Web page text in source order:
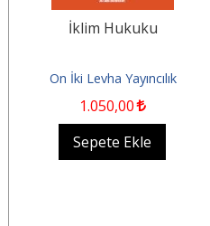
İklim Hukuku
On İki Levha Yayıncılık
1.050,00
Sepete Ekle